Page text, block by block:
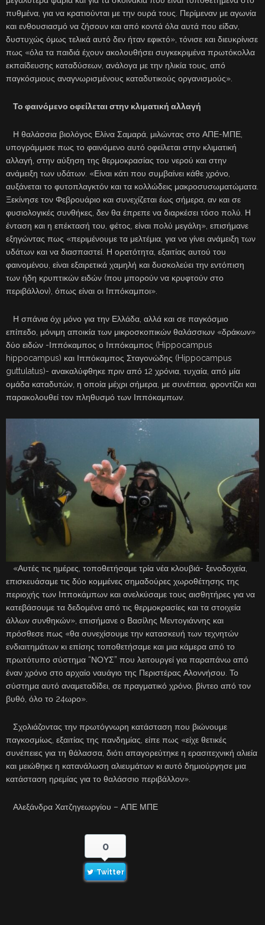
πυθμένα, για να κρατιούνται με την ουρά τους. Περίμεναν με αγωνία
και ενθουσιασμό να ζήσουν και από κοντά όλα αυτά που είδαν,
δυστυχώς όμως τελικά αυτό δεν ήταν εφικτό», τόνισε και διευκρίνισε
πως «όλα τα παιδιά έχουν ακολουθήσει συγκεκριμένα πρωτόκολλα
εκπαίδευσης καταδύσεων, ανάλογα με την ηλικία τους, από
παγκόσμιους αναγνωρισμένους καταδυτικούς οργανισμούς».
Το φαινόμενο οφείλεται στην κλιματική αλλαγή
Η θαλάσσια βιολόγος Ελίνα Σαμαρά, μιλώντας στο ΑΠΕ-ΜΠΕ,
υπογράμμισε πως το φαινόμενο αυτό οφείλεται στην κλιματική
αλλαγή, στην αύξηση της θερμοκρασίας του νερού και στην
ανάμειξη των υδάτων. «Είναι κάτι που συμβαίνει κάθε χρόνο,
αυξάνεται το φυτοπλαγκτόν και τα κολλώδεις μακροσυσωματώματα.
Ξεκίνησε τον Φεβρουάριο και συνεχίζεται έως σήμερα, αν και σε
φυσιολογικές συνθήκες, δεν θα έπρεπε να διαρκέσει τόσο πολύ. Η
ένταση και η επέκτασή του, φέτος, είναι πολύ μεγάλη», επισήμανε
εξηγώντας πως «περιμένουμε τα μελτέμια, για να γίνει ανάμειξη των
υδάτων και να διασπαστεί. Η ορατότητα, εξαιτίας αυτού του
φαινομένου, είναι εξαιρετικά χαμηλή και δυσκολεύει την εντόπιση
των ήδη κρυπτικών ειδών (που μπορούν να κρυφτούν στο
περιβάλλον), όπως είναι οι Ιππόκαμποι».
Η σπάνια όχι μόνο για την Ελλάδα, αλλά και σε παγκόσμιο
επίπεδο, μόνιμη αποικία των μικροσκοπικών θαλάσσιων «δράκων»
δύο ειδών -Ιππόκαμπος ο Ιππόκαμπος (Hippocampus
hippocampus) και Ιππόκαμπος Σταγονώδης (Hippocampus
guttulatus)- ανακαλύφθηκε πριν από 12 χρόνια, τυχαία, από μία
ομάδα καταδυτών, η οποία μέχρι σήμερα, με συνέπεια, φροντίζει και
παρακολουθεί τον πληθυσμό των Ιππόκαμπων.
«Αυτές τις ημέρες, τοποθετήσαμε τρία νέα κλουβιά- ξενοδοχεία,
επισκευάσαμε τις δύο κομμένες σημαδούρες χωροθέτησης της
περιοχής των Ιπποκάμπων και ανελκύσαμε τους αισθητήρες για να
κατεβάσουμε τα δεδομένα από τις θερμοκρασίες και τα στοιχεία
άλλων συνθηκών», επισήμανε ο Βασίλης Μεντογιάννης και
πρόσθεσε πως «θα συνεχίσουμε την κατασκευή των τεχνητών
ενδιαιτημάτων κι επίσης τοποθετήσαμε και μια κάμερα από το
πρωτότυπο σύστημα “ΝΟΥΣ” που λειτουργεί για παραπάνω από
έναν χρόνο στο αρχαίο ναυάγιο της Περιστέρας Αλοννήσου. Το
σύστημα αυτό αναμεταδίδει, σε πραγματικό χρόνο, βίντεο από τον
βυθό, όλο το 24ωρο».
Σχολιάζοντας την πρωτόγνωρη κατάσταση που βιώνουμε
παγκοσμίως, εξαιτίας της πανδημίας, είπε πως «είχε θετικές
συνέπειες για τη θάλασσα, διότι απαγορεύτηκε η ερασιτεχνική αλιεία
και μειώθηκε η κατανάλωση αλιευμάτων κι αυτό δημιούργησε μια
κατάσταση ηρεμίας για το θαλάσσιο περιβάλλον».
Αλεξάνδρα Χατζηγεωργίου – ΑΠΕ ΜΠΕ
0
Twitter